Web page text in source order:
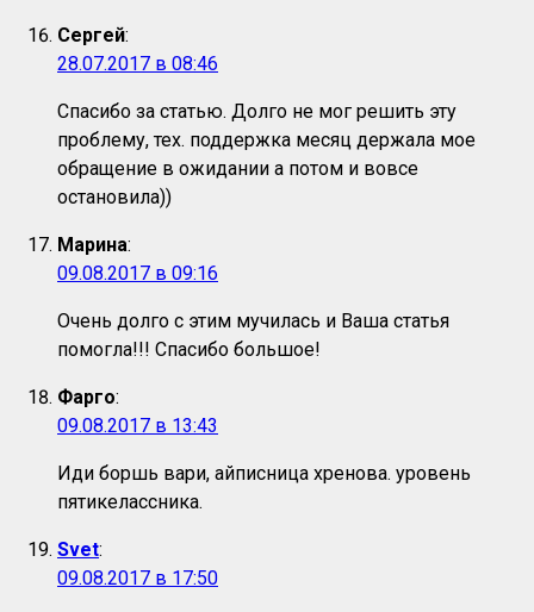
Сергей:
28.07.2017 в 08:46
Спасибо за статью. Долго не мог решить эту
проблему, тех. поддержка месяц держала мое
обращение в ожидании а потом и вовсе
остановила))
Марина:
09.08.2017 в 09:16
Очень долго с этим мучилась и Ваша статья
помогла!!! Спасибо большое!
Фарго:
09.08.2017 в 13:43
Иди боршь вари, айписница хренова. уровень
пятикелассника.
Svet:
09.08.2017 в 17:50